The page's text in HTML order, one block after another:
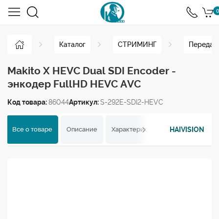
0
Каталог СТРИМИНГ
Makito X HEVC Dual SDI Encoder -
энкодер FullHD HEVC AVC
Код товара:86044Артикул:S-292E-SDI2-HEVC
Все о товаре Описание Характеристики Отзывы
HAIVISION